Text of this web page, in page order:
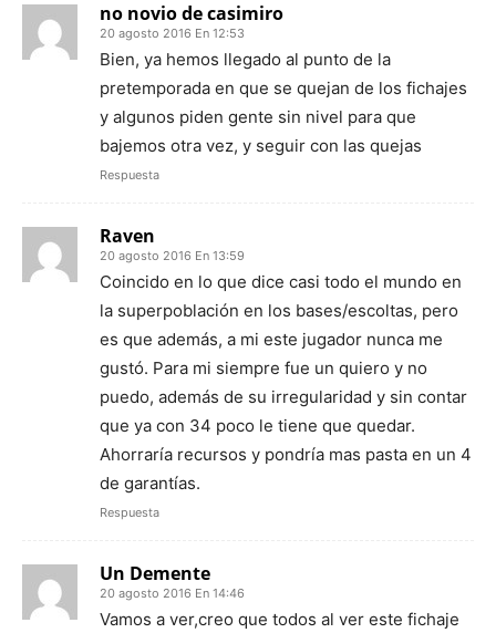
no novio de casimiro
20 agosto 2016 En 12:53
Bien, ya hemos llegado al punto de la
pretemporada en que se quejan de los fichajes
y algunos piden gente sin nivel para que
bajemos otra vez, y seguir con las quejas
Respuesta
Raven
20 agosto 2016 En 13:59
Coincido en lo que dice casi todo el mundo en
la superpoblación en los bases/escoltas, pero
es que además, a mi este jugador nunca me
gustó. Para mi siempre fue un quiero y no
puedo, además de su irregularidad y sin contar
que ya con 34 poco le tiene que quedar.
Ahorraría recursos y pondría mas pasta en un 4
de garantías.
Respuesta
Un Demente
20 agosto 2016 En 14:46
Vamos a ver,creo que todos al ver este fichaje